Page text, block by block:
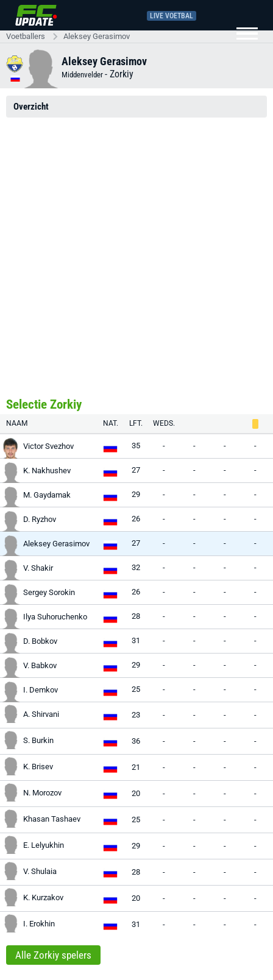
LIVE VOETBAL
Voetballers Aleksey Gerasimov
Aleksey Gerasimov
Middenvelder - Zorkiy
Overzicht
Selectie Zorkiy
NAAM NAT. LFT. WEDS.
Victor Svezhov 35 - - - -
K. Nakhushev 27 - - - -
M. Gaydamak 29 - - - -
D. Ryzhov 26 - - - -
Aleksey Gerasimov 27 - - - -
V. Shakir 32 - - - -
Sergey Sorokin 26 - - - -
Ilya Suhoruchenko 28 - - - -
D. Bobkov 31 - - - -
V. Babkov 29 - - - -
I. Demkov 25 - - - -
A. Shirvani 23 - - - -
S. Burkin 36 - - - -
K. Brisev 21 - - - -
N. Morozov 20 - - - -
Khasan Tashaev 25 - - - -
E. Lelyukhin 29 - - - -
V. Shulaia 28 - - - -
K. Kurzakov 20 - - - -
I. Erokhin 31 - - - -
Alle Zorkiy spelers